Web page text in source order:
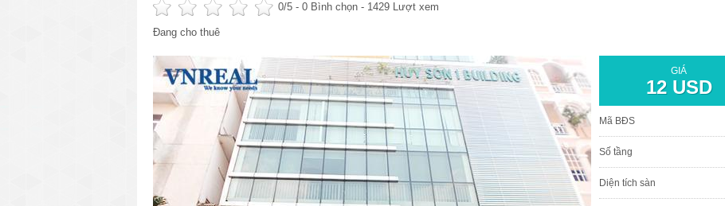
0/5 - 0 Bình chọn - 1429 Lượt xem
Đang cho thuê
GIÁ
12 USD
Mã BĐS
Số tầng
Diện tích sàn